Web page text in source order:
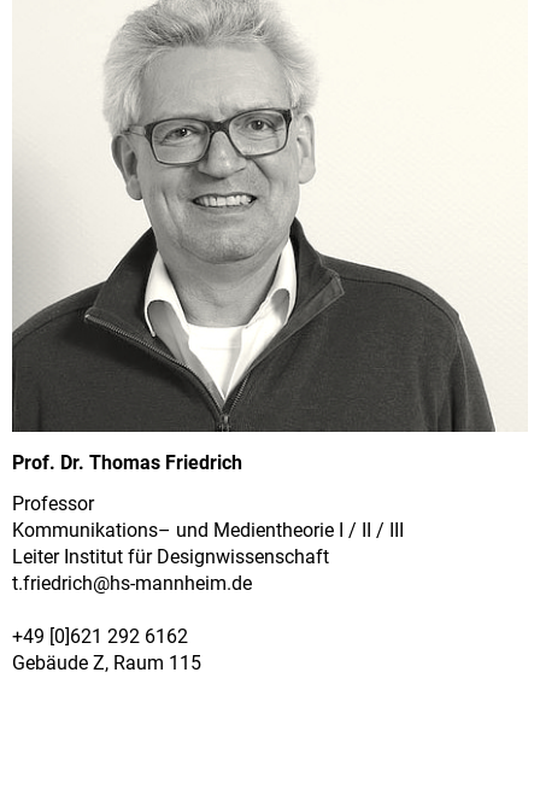
Prof. Dr. Thomas Friedrich
Professor
Kommunikations– und Medientheorie I / II / III
Leiter Institut für Designwissenschaft
t.friedrich@hs-mannheim.de
+49 [0]621 292 6162
Gebäude Z, Raum 115